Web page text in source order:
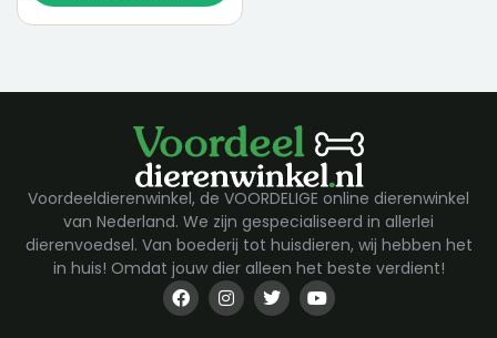
Voordeeldierenwinkel, de VOORDELIGE online dierenwinkel
van Nederland. We zijn gespecialiseerd in allerlei
dierenvoedsel. Van boederij tot huisdieren, wij hebben het
in huis! Omdat jouw dier alleen het beste verdient!
F
a
c
I
n
s
T
w
i
Y
o
u